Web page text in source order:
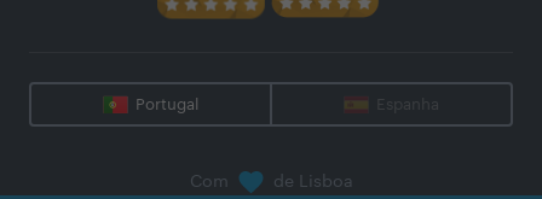
Portugal Espanha
Com de Lisboa